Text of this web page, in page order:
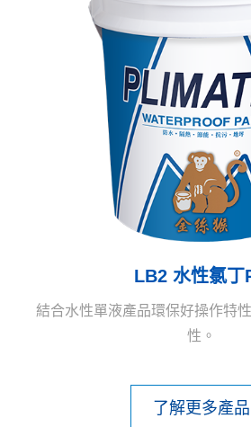
LB2 水性氯丁
結合水性單液產品環保好操作特
性。
了解更多產品